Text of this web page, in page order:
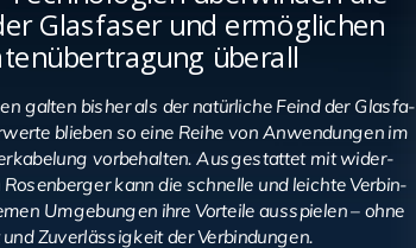
Glasfaser und ermöglichen
überall
gal­ten bis­her als der na­tür­li­che Feind der Glas­fa­
blie­ben so eine Reihe von An­wen­dun­gen im
vor­be­hal­ten. Aus­ge­stat­tet mit wi­der­
kann die schnel­le und leich­te Ver­bin­
Um­ge­bun­gen ihre Vor­tei­le aus­spie­len – ohne
Zu­ver­läs­sig­keit der Ver­bin­dun­gen.